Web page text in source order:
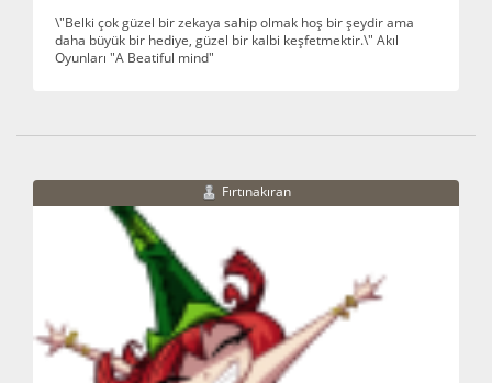
\"Belki çok güzel bir zekaya sahip olmak hoş bir şeydir ama
daha büyük bir hediye, güzel bir kalbi keşfetmektir.\" Akıl
Oyunları "A Beatiful mind"
Fırtınakıran